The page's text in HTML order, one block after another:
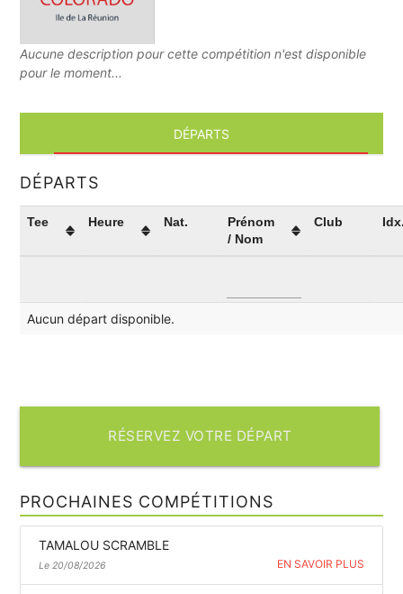
Aucune description pour cette compétition n'est disponible
pour le moment...
DÉPARTS
DÉPARTS
Tee Heure Nat.
Prénom
/ Nom
Club
Aucun départ disponible.
RÉSERVEZ VOTRE DÉPART
PROCHAINES COMPÉTITIONS
TAMALOU SCRAMBLE
Le 20/08/2026 EN SAVOIR PLUS